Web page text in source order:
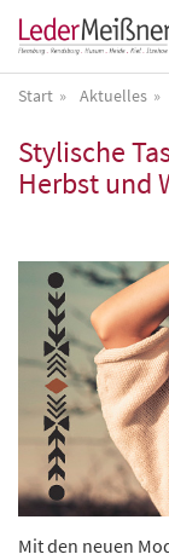
Start Aktuelles
Stylische
Herbst und
Mit den neuen